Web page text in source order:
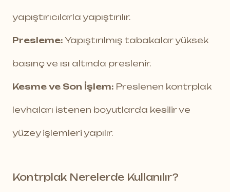
yapıştırıcılarla yapıştırılır.
Presleme: Yapıştırılmış tabakalar yüksek
basınç ve ısı altında preslenir.
Kesme ve Son İşlem: Preslenen kontrplak
levhaları istenen boyutlarda kesilir ve
yüzey işlemleri yapılır.
Kontrplak Nerelerde Kullanılır?